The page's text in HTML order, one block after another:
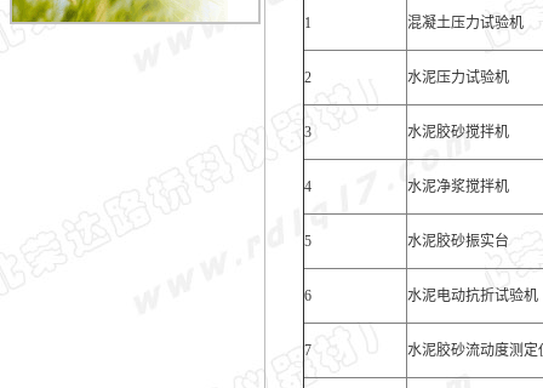
1 混凝土压力试验机
2 水泥压力试验机
3 水泥胶砂搅拌机
4 水泥净浆搅拌机
5 水泥胶砂振实台
6 水泥电动抗折试验机
7 水泥胶砂流动度测定